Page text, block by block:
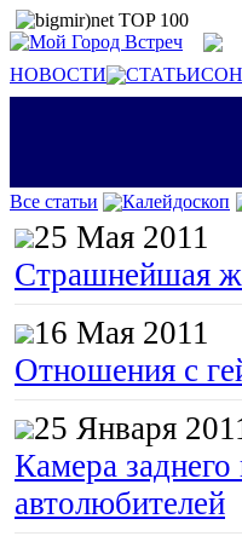
НОВОСТИ СТАТЬИ
Все статьи Калейдоскоп
25 Мая 2011
Страшнейшая
16 Мая 2011
Отношения с
25 Января
Камера заднего
автолюбителей